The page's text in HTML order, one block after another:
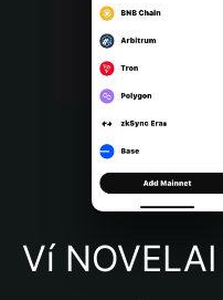
Português (Portugal)
Bahasa Indonesia
Português (Brasil)
Español (Argentina)
Ví NOVELAI